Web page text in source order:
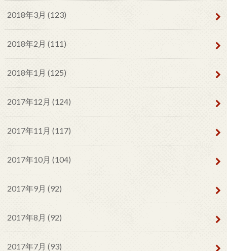
2018年3月 (123)
2018年2月 (111)
2018年1月 (125)
2017年12月 (124)
2017年11月 (117)
2017年10月 (104)
2017年9月 (92)
2017年8月 (92)
2017年7月 (93)